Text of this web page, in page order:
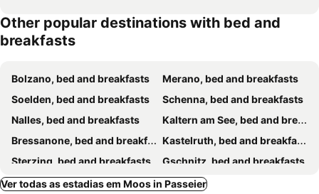
Other popular destinations with bed and
breakfasts
Bolzano, bed and breakfasts
Merano, bed and breakfasts
Soelden, bed and breakfasts
Schenna, bed and breakfasts
Nalles, bed and breakfasts
Kaltern am See, bed and breakfasts
Bressanone, bed and breakfasts
Kastelruth, bed and breakfasts
Sterzing, bed and breakfasts
Gschnitz, bed and breakfasts
Algund, bed and breakfasts
Funes, bed and breakfasts
Ver todas as estadias em Moos in Passeier